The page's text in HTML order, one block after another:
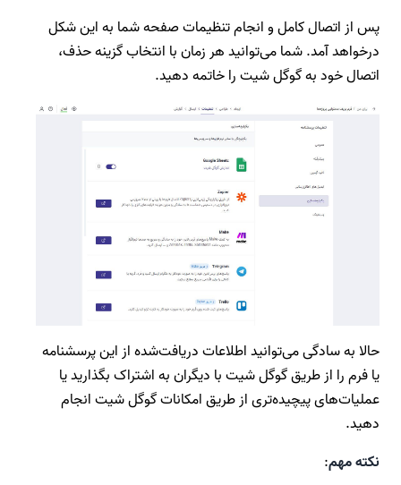
پس از اتصال کامل و انجام تنظیمات صفحه شما به این شکل
درخواهد آمد. شما می‌توانید هر زمان با انتخاب گزینه حذف،
اتصال خود به گوگل شیت را خاتمه دهید.
حالا به سادگی می‌توانید اطلاعات دریافت‌شده از این پرسشنامه
یا فرم را از طریق گوگل شیت با دیگران به اشتراک بگذارید یا
عملیات‌های پیچیده‌تری از طریق امکانات گوگل شیت انجام
دهید.
نکته مهم: